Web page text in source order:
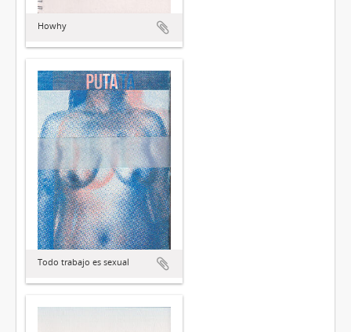
Howhy
Todo trabajo es sexual